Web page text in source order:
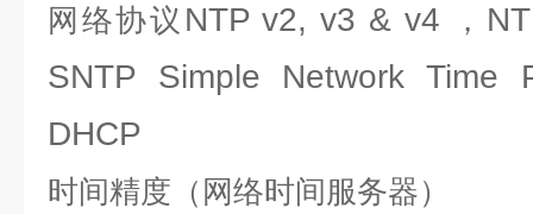
网络协议 NTP v2, v3 & v4 ，
SNTP Simple Network Time
DHCP
时间精度（网络时间服务器）